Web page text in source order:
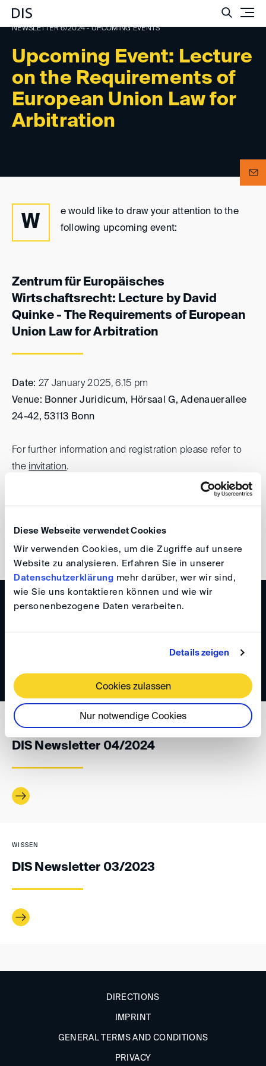
Diese Webseite verwendet Cookies
Wir verwenden Cookies, um die Zugriffe auf unsere
Website zu analysieren. Erfahren Sie in unserer
Datenschutzerklärung mehr darüber, wer wir sind,
wie Sie uns kontaktieren können und wie wir
personenbezogene Daten verarbeiten.
Details zeigen
Cookies zulassen
Nur notwendige Cookies
Upcoming Event: Lecture
on the Requirements of
European Union Law for
Arbitration
NEWSLETTER 6/2024 - UPCOMING EVENTS
W
e would like to draw your attention to the
following upcoming event:
Zentrum für Europäisches
Wirtschaftsrecht: Lecture by David
Quinke - The Requirements of European
Union Law for Arbitration
Date: 27 January 2025, 6.15 pm
Venue: Bonner Juridicum, Hörsaal G, Adenauerallee
24-42, 53113 Bonn
For further information and registration please refer to
the invitation.
back
WISSEN
DIS Newsletter 04/2024
WISSEN
DIS Newsletter 03/2023
DIRECTIONS
IMPRINT
GENERAL TERMS AND CONDITIONS
PRIVACY